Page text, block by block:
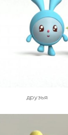
друзья